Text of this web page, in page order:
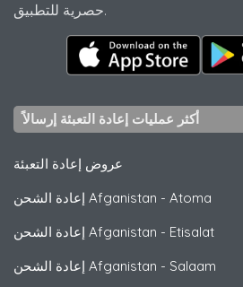
حصرية للتطبيق.
أكثر عمليات إعادة التعبئة إرسالاً
عروض إعادة التعبئة
إعادة الشحن Afganistan - Atoma
إعادة الشحن Afganistan - Etisalat
إعادة الشحن Afganistan - Salaam